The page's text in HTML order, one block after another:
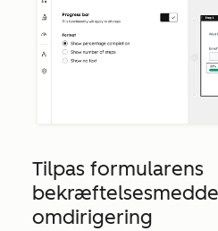
Tilpas formularens
omdirigering